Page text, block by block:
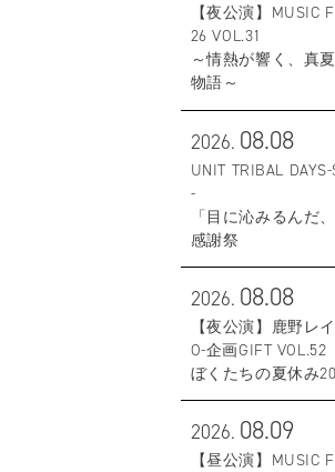
【夜公演】MUSIC
26 VOL.31
～情熱が響く、真
物語～
2026. 08.08
UNIT TRIBAL DAYS-
-
「目に沁みるんだ
感謝祭
2026. 08.08
【夜公演】鹿野レ
O-企画GIFT VOL.52
ぼくたちの夏休み
2026. 08.09
【昼公演】MUSIC